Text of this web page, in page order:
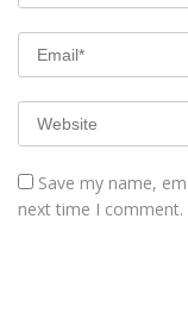
Save my name,
next time I comment.